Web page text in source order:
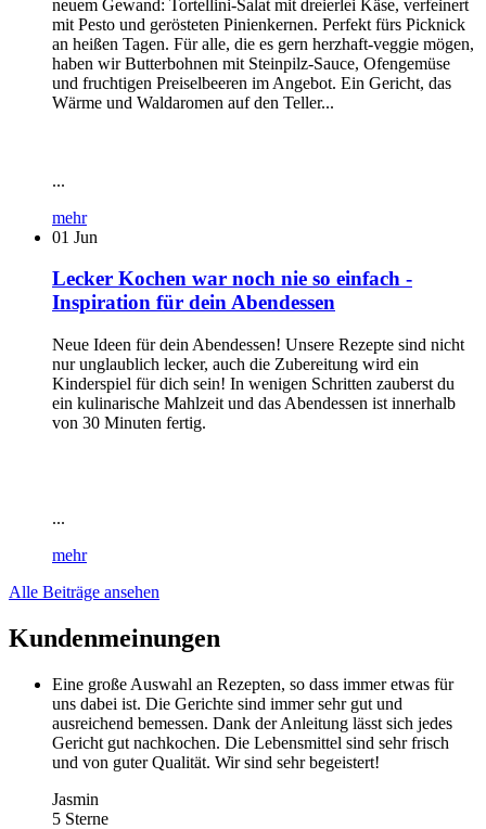
neuem Gewand: Tortellini-Salat mit dreierlei Käse, verfeinert
mit Pesto und gerösteten Pinienkernen. Perfekt fürs Picknick
an heißen Tagen. Für alle, die es gern herzhaft-veggie mögen,
haben wir Butterbohnen mit Steinpilz-Sauce, Ofengemüse
und fruchtigen Preiselbeeren im Angebot. Ein Gericht, das
Wärme und Waldaromen auf den Teller...
...
mehr
01 Jun
Lecker Kochen war noch nie so einfach -
Inspiration für dein Abendessen
Neue Ideen für dein Abendessen! Unsere Rezepte sind nicht
nur unglaublich lecker, auch die Zubereitung wird ein
Kinderspiel für dich sein! In wenigen Schritten zauberst du
ein kulinarische Mahlzeit und das Abendessen ist innerhalb
von 30 Minuten fertig.
...
mehr
Alle Beiträge ansehen
Kundenmeinungen
Eine große Auswahl an Rezepten, so dass immer etwas für
uns dabei ist. Die Gerichte sind immer sehr gut und
ausreichend bemessen. Dank der Anleitung lässt sich jedes
Gericht gut nachkochen. Die Lebensmittel sind sehr frisch
und von guter Qualität. Wir sind sehr begeistert!
Jasmin
5 Sterne